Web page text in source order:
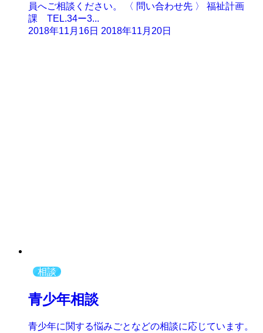
員へご相談ください。 〈 問い合わせ先 〉 福祉計画
課 TEL.34ー3...
2018年11月16日 2018年11月20日
相談
青少年相談
青少年に関する悩みごとなどの相談に応じています。